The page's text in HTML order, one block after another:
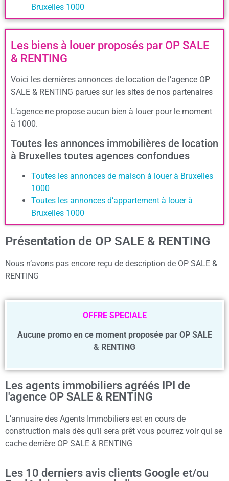
Bruxelles 1000
Les biens à louer proposés par OP SALE
& RENTING
Voici les dernières annonces de location de l’agence OP
SALE & RENTING parues sur les sites de nos partenaires
L’agence ne propose aucun bien à louer pour le moment
à 1000.
Toutes les annonces immobilières de location
à Bruxelles toutes agences confondues
Toutes les annonces de maison à louer à Bruxelles
1000
Toutes les annonces d’appartement à louer à
Bruxelles 1000
Présentation de OP SALE & RENTING
Nous n’avons pas encore reçu de description de OP SALE &
RENTING
OFFRE SPECIALE
Aucune promo en ce moment proposée par OP SALE
& RENTING
Les agents immobiliers agréés IPI de
l'agence OP SALE & RENTING
L’annuaire des Agents Immobiliers est en cours de
construction mais dès qu’il sera prêt vous pourrez voir qui se
cache derrière OP SALE & RENTING
Les 10 derniers avis clients Google et/ou